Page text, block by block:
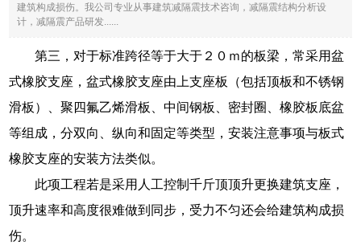
建筑构成损伤。我公司专业从事建筑减隔震技术咨询，减隔震结构分析设
计，减隔震产品研发......
第三，对于标准跨径等于大于２０ｍ的板梁，常采用盆
式橡胶支座，盆式橡胶支座由上支座板（包括顶板和不锈钢
滑板）、聚四氟乙烯滑板、中间钢板、密封圈、橡胶板底盆
等组成，分双向、纵向和固定等类型，安装注意事项与板式
橡胶支座的安装方法类似。
此项工程若是采用人工控制千斤顶顶升更换建筑支座，
顶升速率和高度很难做到同步，受力不匀还会给建筑构成损
伤。